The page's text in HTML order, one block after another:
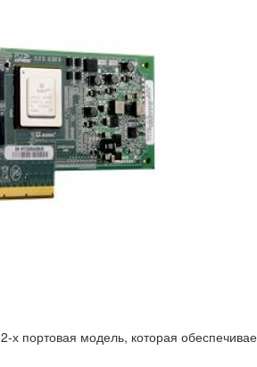
х портовая модель, которая